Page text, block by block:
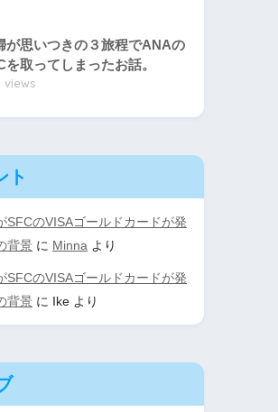
が思いつきの３旅程でANAの
を取ってしまったお話。
views
ト
SFCのVISAゴールドカードが発
背景 に Minna より
SFCのVISAゴールドカードが発
背景 に Ike より